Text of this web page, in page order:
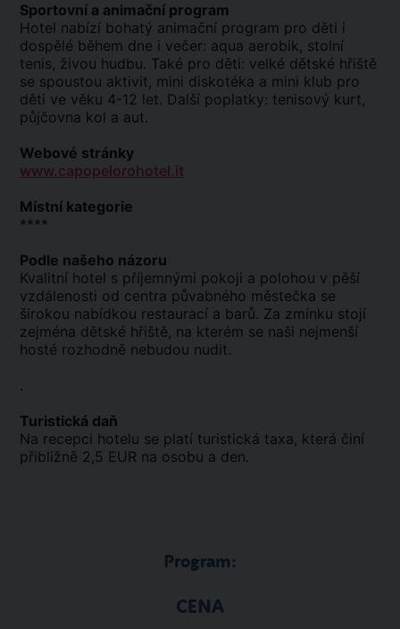
Sportovní a animační program
Hotel nabízí bohatý animační program pro děti i
dospělé během dne i večer: aqua aerobik, stolní
tenis, živou hudbu. Také pro děti: velké dětské hřiště
se spoustou aktivit, mini diskotéka a mini klub pro
děti ve věku 4-12 let. Další poplatky: tenisový kurt,
půjčovna kol a aut.
Webové stránky
www.capopelorohotel.it
Místní kategorie
****
Podle našeho názoru
Kvalitní hotel s příjemnými pokoji a polohou v pěší
vzdálenosti od centra půvabného městečka se
širokou nabídkou restaurací a barů. Za zmínku stojí
zejména dětské hřiště, na kterém se naši nejmenší
hosté rozhodně nebudou nudit.
.
Turistická daň
Na recepci hotelu se platí turistická taxa, která činí
přibližně 2,5 EUR na osobu a den.
Program:
CENA